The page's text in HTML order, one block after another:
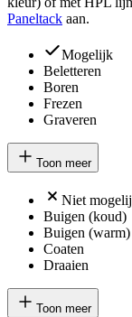
Paneltack aan.
Mogelijk
Beletteren
Boren
Frezen
Graveren
Toon meer
Niet
Buigen (koud)
Buigen (warm)
Coaten
Draaien
Toon meer